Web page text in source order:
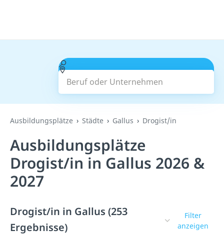
Beruf oder Unternehmen
Suchen
Ausbildungsplätze Städte Gallus Drogist/in
Ausbildungsplätze
Drogist/in in Gallus 2026 &
2027
Drogist/in in Gallus (253
Ergebnisse)
Filter
anzeigen